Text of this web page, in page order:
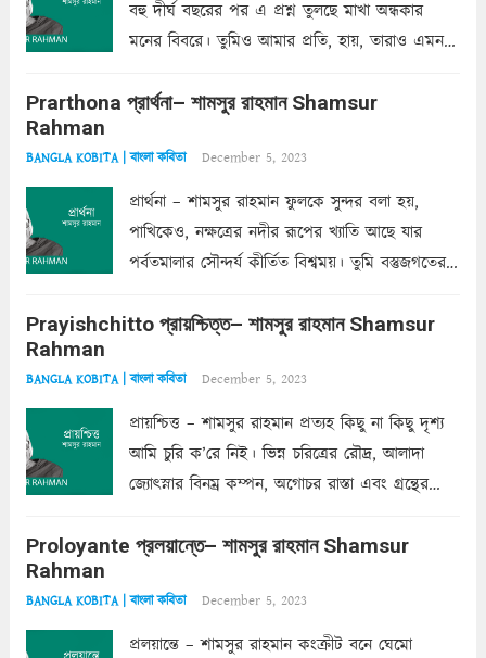
বহু দীর্ঘ বছরের পর এ প্রশ্ন তুলছে মাখা অন্ধকার
মনের বিবরে। তুমিও আমার প্রতি, হায়, তারাও এমন
একান্ত জরুরি- নইলে একটি দেয়াল নিমেষেই ভীষণ
Prarthona প্রার্থনা– শামসুর রাহমান Shamsur
Rahman
BANGLA KOBITA | বাংলা কবিতা December 5, 2023
প্রার্থনা – শামসুর রাহমান ফুলকে সুন্দর বলা হয়,
পাখিকেও, নক্ষত্রের নদীর রূপের খ্যাতি আছে যার
পর্বতমালার সৌন্দর্য কীর্তিত বিশ্বময়। তুমি বস্তুজগতের
তার সুষমায় পার্থক্য অনেক। তোমাকে সুন্দরী বলা চলে,
Prayishchitto প্রায়শ্চিত্ত– শামসুর রাহমান Shamsur
Rahman
BANGLA KOBITA | বাংলা কবিতা December 5, 2023
প্রায়শ্চিত্ত – শামসুর রাহমান প্রত্যহ কিছু না কিছু দৃশ্য
আমি চুরি ক’রে নিই। ভিন্ন চরিত্রের রৌদ্র, আলাদা
জ্যোৎস্নার বিনম্র কম্পন, অগোচর রাস্তা এবং গ্রন্থের
ছায়াচ্ছন্ন মোহন মিথুন মূর্তি, লোপামুদ্রা ভীষণ বিব্রত
Proloyante প্রলয়ান্তে– শামসুর রাহমান Shamsur
Rahman
BANGLA KOBITA | বাংলা কবিতা December 5, 2023
প্রলয়ান্তে – শামসুর রাহমান কংক্রীট বনে ঘেমো